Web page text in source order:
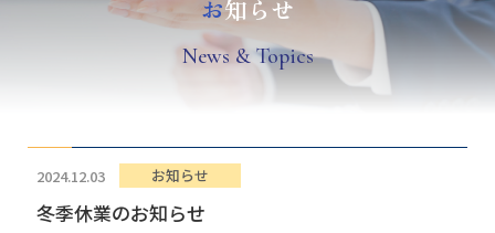
お知らせ
News & Topics
2024.12.03 お知らせ
冬季休業のお知らせ